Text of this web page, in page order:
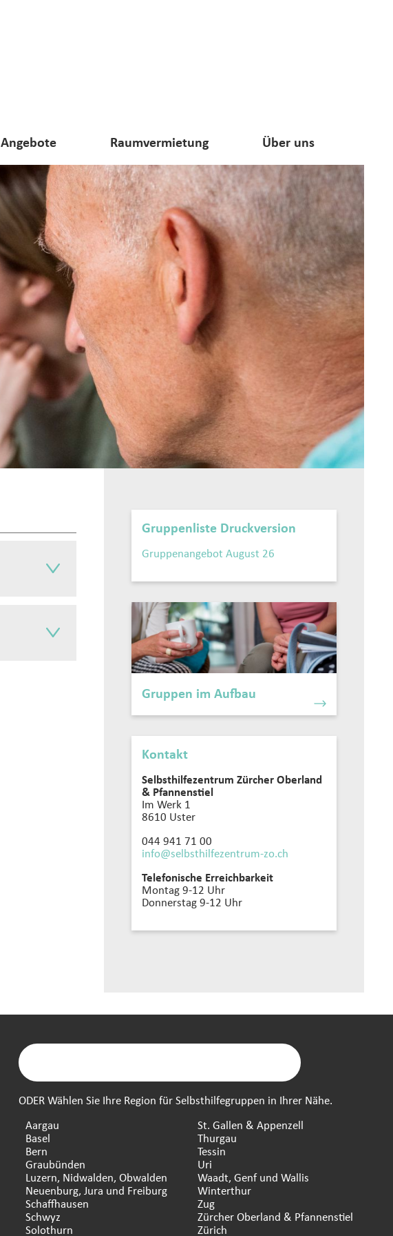
Angebote Raumvermietung Über uns
Gruppenliste Druckversion
Gruppenangebot August 26
Gruppen im Aufbau
Kontakt
Selbsthilfezentrum Zürcher Oberland
& Pfannenstiel
Im Werk 1
8610 Uster
044 941 71 00
info@selbsthilfezentrum-zo.ch
Telefonische Erreichbarkeit
Montag 9-12 Uhr
Donnerstag 9-12 Uhr
ODER Wählen Sie Ihre Region für Selbsthilfegruppen in Ihrer Nähe.
Aargau
Basel
Bern
Graubünden
Luzern, Nidwalden, Obwalden
Neuenburg, Jura und Freiburg
Schaffhausen
Schwyz
Solothurn
St. Gallen & Appenzell
Thurgau
Tessin
Uri
Waadt, Genf und Wallis
Winterthur
Zug
Zürcher Oberland & Pfannenstiel
Zürich